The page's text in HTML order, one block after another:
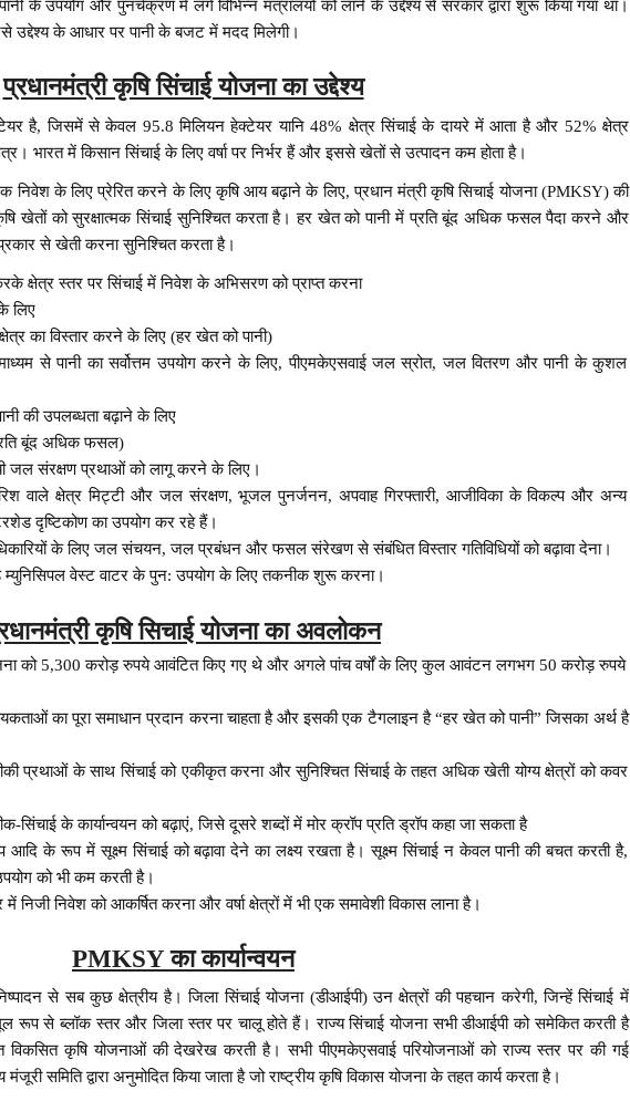
के उपयोग और पुनर्चक्रण में लगे विभिन्न मंत्रालयों को लाने के उद्देश्य से सरकार द्वारा शुरू किया गया था।
के आधार पर पानी के बजट में मदद मिलेगी।
प्रधानमंत्री कृषि सिंचाई योजना का उद्देश्य
है, जिसमें से केवल 95.8 मिलियन हेक्टेयर यानि 48% क्षेत्र सिंचाई के दायरे में आता है और 52% क्षेत्र
भारत में किसान सिंचाई के लिए वर्षा पर निर्भर हैं और इससे खेतों से उत्पादन कम होता है।
निवेश के लिए प्रेरित करने के लिए कृषि आय बढ़ाने के लिए, प्रधान मंत्री कृषि सिचाई योजना (PMKSY) की
खेतों को सुरक्षात्मक सिंचाई सुनिश्चित करता है। हर खेत को पानी में प्रति बूंद अधिक फसल पैदा करने और
से खेती करना सुनिश्चित करता है।
स्तर पर सिंचाई में निवेश के अभिसरण को प्राप्त करना
लिए
का विस्तार करने के लिए (हर खेत को पानी)
से पानी का सर्वोत्तम उपयोग करने के लिए, पीएमकेएसवाई जल स्रोत, जल वितरण और पानी के कुशल
की उपलब्धता बढ़ाने के लिए
बूंद अधिक फसल)
जल संरक्षण प्रथाओं को लागू करने के लिए।
वाले क्षेत्र मिट्टी और जल संरक्षण, भूजल पुनर्जनन, अपवाह गिरफ्तारी, आजीविका के विकल्प और अन्य
दृष्टिकोण का उपयोग कर रहे हैं।
के लिए जल संचयन, जल प्रबंधन और फसल संरेखण से संबंधित विस्तार गतिविधियों को बढ़ावा देना।
म्युनिसिपल वेस्ट वाटर के पुन: उपयोग के लिए तकनीक शुरू करना।
कृषि सिचाई योजना का अवलोकन
को 5,300 करोड़ रुपये आवंटित किए गए थे और अगले पांच वर्षों के लिए कुल आवंटन लगभग 50 करोड़ रुपये
का पूरा समाधान प्रदान करना चाहता है और इसकी एक टैगलाइन है “हर खेत को पानी” जिसका अर्थ है
प्रथाओं के साथ सिंचाई को एकीकृत करना और सुनिश्चित सिंचाई के तहत अधिक खेती योग्य क्षेत्रों को कवर
सिंचाई के कार्यान्वयन को बढ़ाएं, जिसे दूसरे शब्दों में मोर क्रॉप प्रति ड्रॉप कहा जा सकता है
के रूप में सूक्ष्म सिंचाई को बढ़ावा देने का लक्ष्य रखता है। सूक्ष्म सिंचाई न केवल पानी की बचत करती है,
को भी कम करती है।
निजी निवेश को आकर्षित करना और वर्षा क्षेत्रों में भी एक समावेशी विकास लाना है।
PMKSY का कार्यान्वयन
से सब कुछ क्षेत्रीय है। जिला सिंचाई योजना (डीआईपी) उन क्षेत्रों की पहचान करेगी, जिन्हें सिंचाई में
रूप से ब्लॉक स्तर और जिला स्तर पर चालू होते हैं। राज्य सिंचाई योजना सभी डीआईपी को समेकित करती है
विकसित कृषि योजनाओं की देखरेख करती है। सभी पीएमकेएसवाई परियोजनाओं को राज्य स्तर पर की गई
मंजूरी समिति द्वारा अनुमोदित किया जाता है जो राष्ट्रीय कृषि विकास योजना के तहत कार्य करता है।